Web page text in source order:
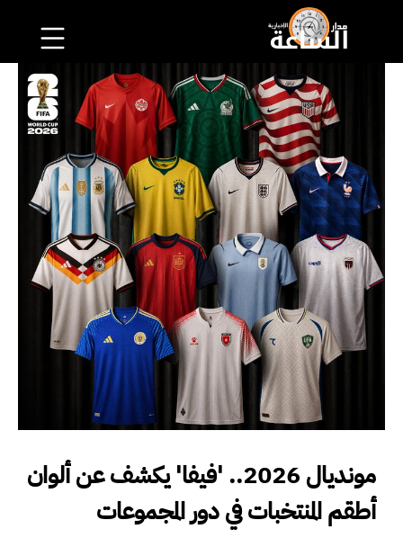
مونديال 2026.. 'فيفا' يكشف عن ألوان
أطقم المنتخبات في دور المجموعات